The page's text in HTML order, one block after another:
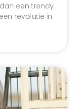
een trendy
revolutie in